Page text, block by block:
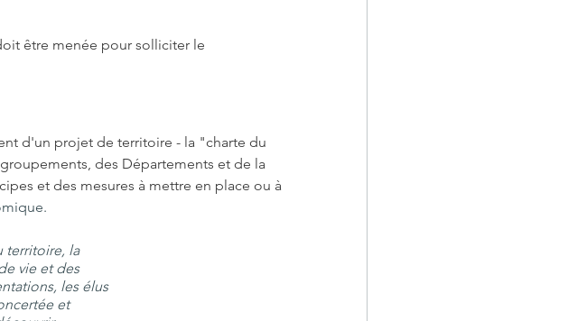
être menée pour solliciter le
d'un projet de territoire - la "charte du
des Départements et de la
et des mesures à mettre en place ou à
territoire, la
vie et des
les élus
et